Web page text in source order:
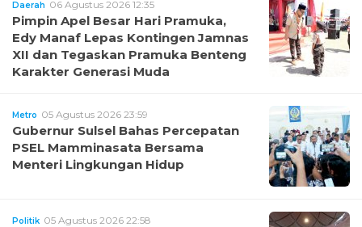
Daerah 06 Agustus 2026 12:35
Pimpin Apel Besar Hari Pramuka,
Edy Manaf Lepas Kontingen Jamnas
XII dan Tegaskan Pramuka Benteng
Karakter Generasi Muda
Metro 05 Agustus 2026 23:59
Gubernur Sulsel Bahas Percepatan
PSEL Mamminasata Bersama
Menteri Lingkungan Hidup
Politik 05 Agustus 2026 22:58